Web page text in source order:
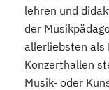
lehren und
der
allerliebsten als
Konzerthallen
Musik- oder